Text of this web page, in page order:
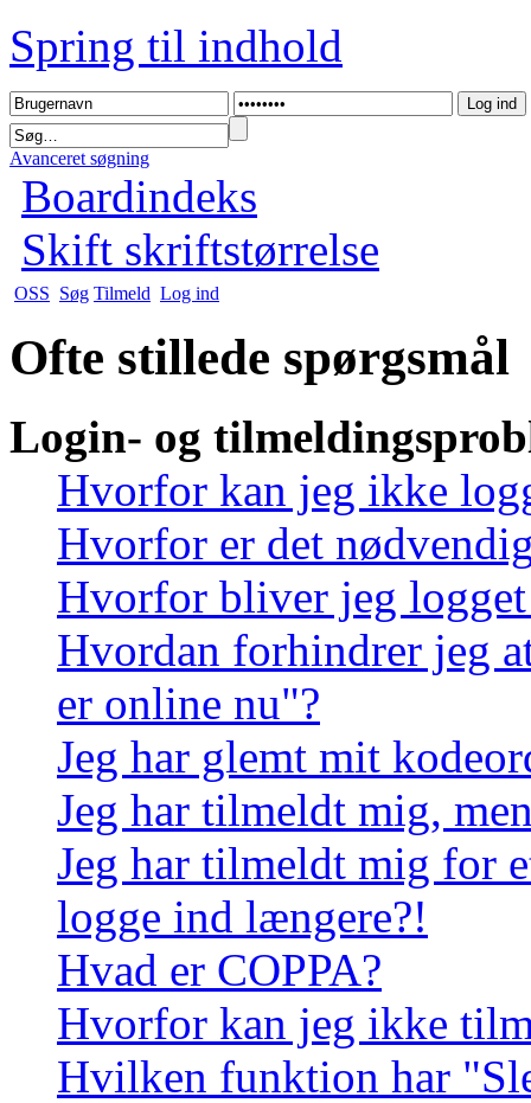
Spring til indhold
Avanceret søgning
Boardindeks
Skift skriftstørrelse
OSS Søg Tilmeld Log ind
Ofte stillede spørgsmål
Login- og
Hvorfor kan jeg ikke
Hvorfor er det
Hvorfor bliver jeg
Hvordan forhindrer jeg
er online nu"?
Jeg har glemt mit
Jeg har tilmeldt mig,
Jeg har tilmeldt mig for
logge ind længere?!
Hvad er COPPA?
Hvorfor kan jeg ikke
Hvilken funktion har